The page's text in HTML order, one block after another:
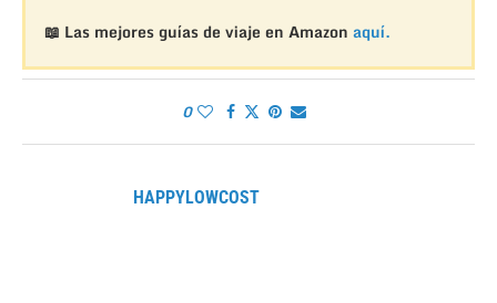
📖 Las mejores guías de viaje en Amazon aquí.
0
HAPPYLOWCOST